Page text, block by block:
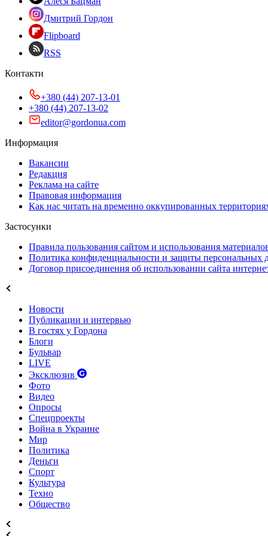
Дмитрий Гордон
Flipboard
RSS
Контакти
+380 (44) 207-13-01
+380 (44) 207-13-02
editor@gordonua.com
Информация
Вакансии
Редакция
Реклама на сайте
Правовая информация
Как нас читать на временно оккупированных
Застосунки
Правила пользования сайтом и использования
Политика конфиденциальности и защиты персональных
Договор присоединения об использовании сайта
Новости
Публикации и интервью
В гостях у Гордона
Блоги
Бульвар
LIVE
Эксклюзив
Фото
Видео
Опросы
Спецпроекты
Война в Украине
Мир
Политика
Деньги
Спорт
Культура
Техно
Общество